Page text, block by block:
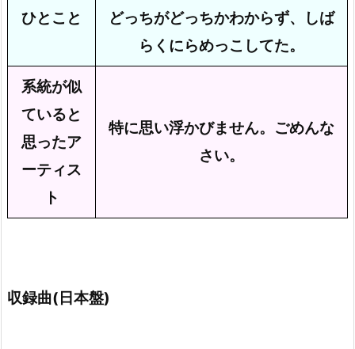
ひとこと
どっちがどっちかわからず、しば
らくにらめっこしてた。
系統が似
ていると
思ったア
ーティス
ト
特に思い浮かびません。ごめんな
さい。
収録曲(日本盤)